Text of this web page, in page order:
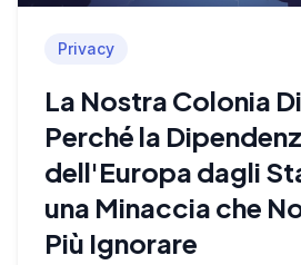
Privacy
La Nostra Colonia
Perché la
dell'Europa dagli
una Minaccia che
Più Ignorare